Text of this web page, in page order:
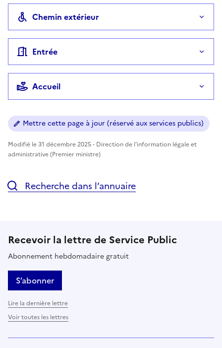
Chemin extérieur
Entrée
Accueil
Mettre cette page à jour (réservé aux services publics)
Modifié le 31 décembre 2025 - Direction de l'information légale et
administrative (Premier ministre)
Recherche dans l’annuaire
Recevoir la lettre de Service Public
Abonnement hebdomadaire gratuit
S’abonner
Lire la dernière lettre
Voir toutes les lettres